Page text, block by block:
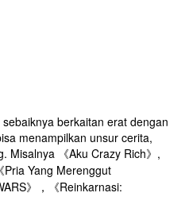
berkaitan erat dengan
menampilkan unsur cerita,
Misalnya 《Aku Crazy Rich》,
Pria Yang Merenggut
》，《Reinkarnasi: